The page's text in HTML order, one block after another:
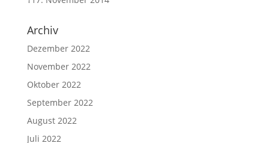
Archiv
Dezember 2022
November 2022
Oktober 2022
September 2022
August 2022
Juli 2022